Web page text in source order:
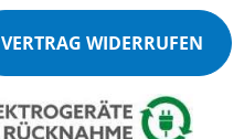
VERTRAG WIDERRUFEN